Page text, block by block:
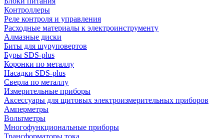
Контроллеры
Реле контроля и управления
Расходные материалы к электроинструменту
Алмазные диски
Биты для шуруповертов
Буры SDS-plus
Коронки по металлу
Насадки SDS-plus
Сверла по металлу
Измерительные приборы
Аксессуары для щитовых электроизмерительных приборов
Амперметры
Вольтметры
Многофункциональные приборы
Трансформаторы тока